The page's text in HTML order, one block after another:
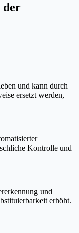
der
und kann durch
ersetzt werden,
Kontrolle und
und
erhöht.